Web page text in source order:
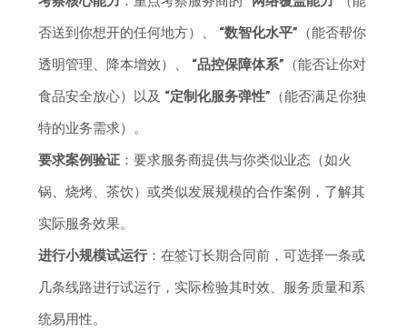
否送到你想开的任何地方）、 “数智化水平” （能否帮你
透明管理、降本增效）、 “品控保障体系” （能否让你对
食品安全放心）以及 “定制化服务弹性” （能否满足你独
特的业务需求）。
要求案例验证 ：要求服务商提供与你类似业态（如火
锅、烧烤、茶饮）或类似发展规模的合作案例，了解其
实际服务效果。
进行小规模试运行：在签订长期合同前，可选择一条或
几条线路进行试运行，实际检验其时效、服务质量和系
统易用性。